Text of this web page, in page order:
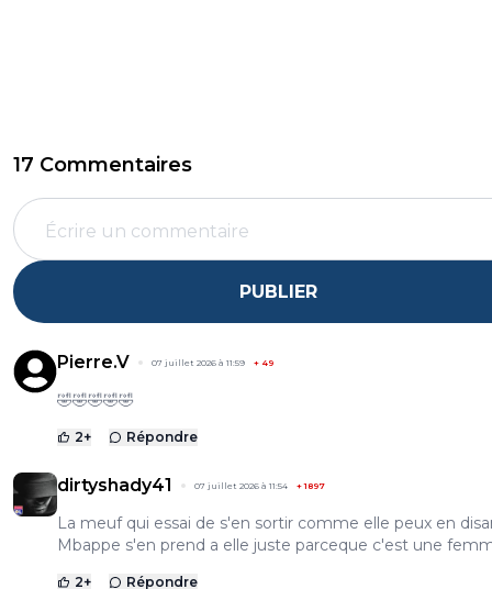
17 Commentaires
PUBLIER
Pierre.V 07 juillet 2026 à 11:59 + 49
🤣🤣🤣🤣🤣
2+ Répondre
dirtyshady41 07 juillet 2026 à 11:54 +1897
La meuf qui essai de s'en sortir comme elle peux en
Mbappe s'en prend a elle juste parceque c'est une
2+ Répondre